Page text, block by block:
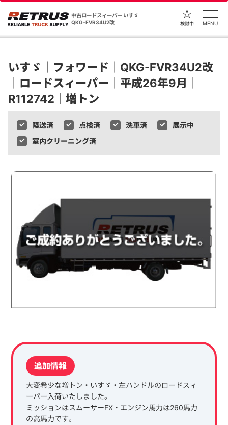
中古ロードスィーパー いすゞ
QKG-FVR34U2改
検討中 MENU
いすゞ｜フォワード｜QKG-FVR34U2改
｜ロードスィーパー｜平成26年9月｜
R112742｜増トン
陸送済 点検済 洗車済
展示中
室内クリーニング済
追加情報
大変希少な増トン・いすゞ・左ハンドルのロードスィ
ーパー入荷いたしました。
ミッションはスムーサーFX・エンジン馬力は260馬力
の高馬力です。